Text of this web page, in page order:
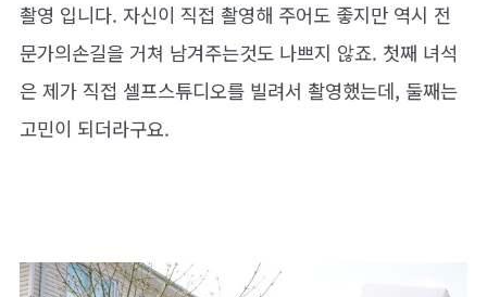
촬영 입니다. 자신이 직접 촬영해 주어도 좋지만 역시 전
문가의손길을 거쳐 남겨주는것도 나쁘지 않죠. 첫째 녀석
은 제가 직접 셀프스튜디오를 빌려서 촬영했는데, 둘째는
고민이 되더라구요.